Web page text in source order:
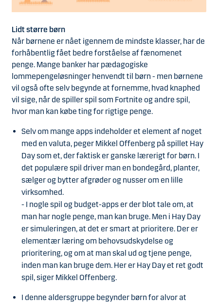
Lidt større børn
Når børnene er nået igennem de mindste klasser, har de
forhåbentlig fået bedre forståelse af fænomenet
penge. Mange banker har pædagogiske
lommepengeløsninger henvendt til børn - men børnene
vil også ofte selv begynde at fornemme, hvad knaphed
vil sige, når de spiller spil som Fortnite og andre spil,
hvor man kan købe ting for rigtige penge.
Selv om mange apps indeholder et element af noget
med en valuta, peger Mikkel Offenberg på spillet Hay
Day som et, der faktisk er ganske lærerigt for børn. I
det populære spil driver man en bondegård, planter,
sælger og bytter afgrøder og nusser om en lille
virksomhed.
- I nogle spil og budget-apps er der blot tale om, at
man har nogle penge, man kan bruge. Men i Hay Day
er simuleringen, at det er smart at prioritere. Der er
elementær læring om behovsudskydelse og
prioritering, og om at man skal ud og tjene penge,
inden man kan bruge dem. Her er Hay Day et ret godt
spil, siger Mikkel Offenberg.
I denne aldersgruppe begynder børn for alvor at